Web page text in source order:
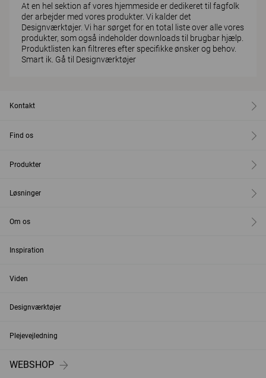
At en hel sektion af vores hjemmeside er dedikeret til fagfolk
der arbejder med vores produkter. Vi kalder det
Designværktøjer. Vi har sørget for en total liste over alle vores
produkter, som også indeholder downloads til brugbar hjælp.
Produktlisten kan filtreres efter specifikke ønsker og behov.
Smart ik. Gå til Designværktøjer
Kontakt
Find os
Produkter
Løsninger
Om os
Inspiration
Viden
Designværktøjer
Plejevejledning
WEBSHOP